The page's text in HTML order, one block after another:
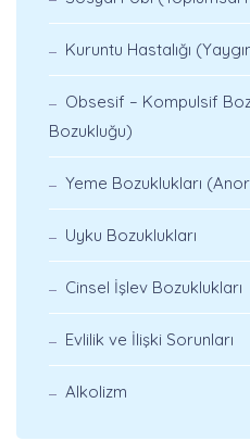
Kuruntu Hastalığı
Obsesif – Kompulsif
Bozukluğu)
Yeme Bozuklukları
Uyku Bozuklukları
Cinsel İşlev Bozuklukları
Evlilik ve İlişki Sorunları
Alkolizm